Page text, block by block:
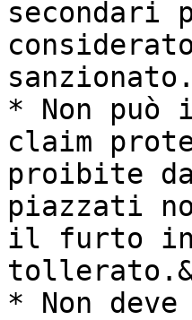
secondari
sanzionato.
* Non
claim
proibite
piazzati
il furto in
* Non